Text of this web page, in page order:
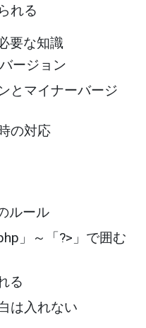
れる
要な知識
ージョン
とマイナーバージ
の対応
ルール
」～「?>」で囲む
る
は入れない